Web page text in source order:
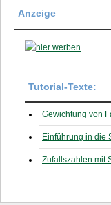
Anzeige
Tutorial-Texte:
Gewichtung von
Einführung in die
Zufallszahlen mit